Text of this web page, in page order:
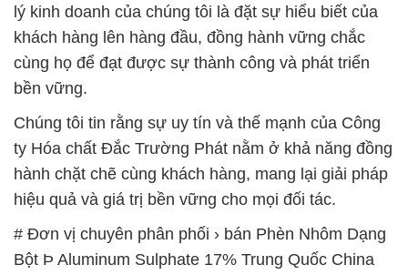
lý kinh doanh của chúng tôi là đặt sự hiểu biết của
khách hàng lên hàng đầu, đồng hành vững chắc
cùng họ để đạt được sự thành công và phát triển
bền vững.
Chúng tôi tin rằng sự uy tín và thế mạnh của Công
ty Hóa chất Đắc Trường Phát nằm ở khả năng đồng
hành chặt chẽ cùng khách hàng, mang lại giải pháp
hiệu quả và giá trị bền vững cho mọi đối tác.
# Đơn vị chuyên phân phối › bán Phèn Nhôm Dạng
Bột Þ Aluminum Sulphate 17% Trung Quốc China